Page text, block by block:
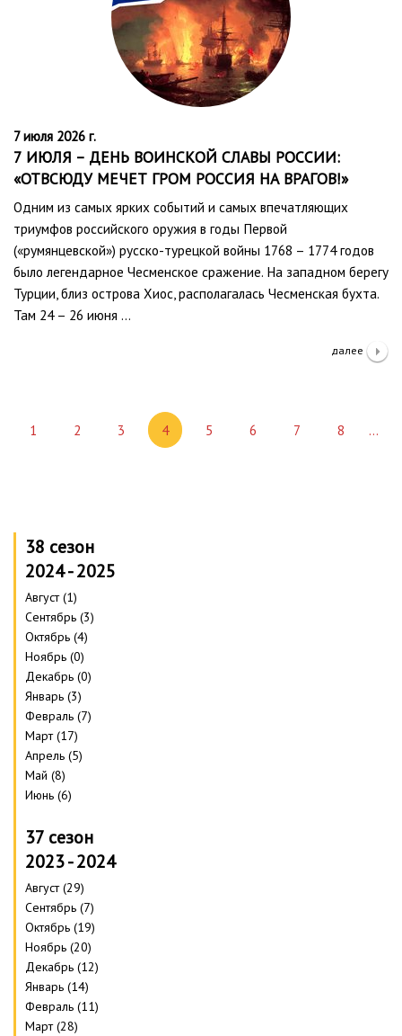
7 июля 2026 г.
7 ИЮЛЯ – ДЕНЬ ВОИНСКОЙ СЛАВЫ РОССИИ:
«ОТВСЮДУ МЕЧЕТ ГРОМ РОССИЯ НА ВРАГОВ!»
Одним из самых ярких событий и самых впечатляющих
триумфов российского оружия в годы Первой
(«румянцевской») русско-турецкой войны 1768 – 1774 годов
было легендарное Чесменское сражение. На западном берегу
Турции, близ острова Хиос, располагалась Чесменская бухта.
Там 24 – 26 июня …
далее
1 2 3 4 5 6 7 8 …
38 сезон
2024 - 2025
Август (1)
Сентябрь (3)
Октябрь (4)
Ноябрь (0)
Декабрь (0)
Январь (3)
Февраль (7)
Март (17)
Апрель (5)
Май (8)
Июнь (6)
37 сезон
2023 - 2024
Август (29)
Сентябрь (7)
Октябрь (19)
Ноябрь (20)
Декабрь (12)
Январь (14)
Февраль (11)
Март (28)